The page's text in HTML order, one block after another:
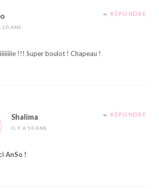
10 ANS
RÉPONDRE
!!! Super boulot ! Chapeau !
Shalima
IL Y A 10 ANS
RÉPONDRE
AnSo !